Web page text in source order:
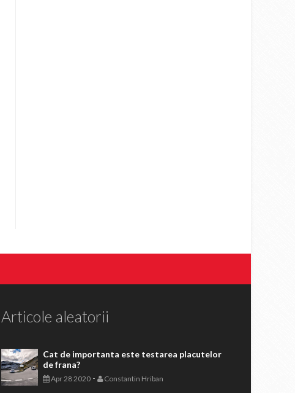
Articole aleatorii
Cat de importanta este testarea placutelor
de frana?
Apr 28 2020- Constantin Hriban